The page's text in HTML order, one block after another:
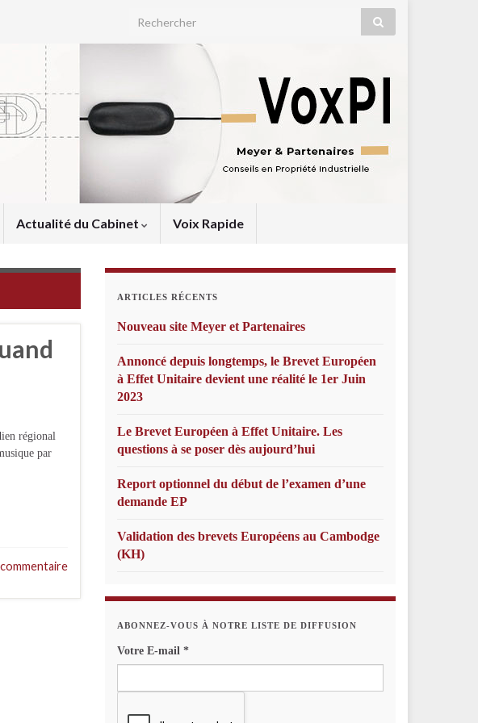
Search for:
Actualité du Cabinet Voix Rapide
régional
par
ARTICLES RÉCENTS
Nouveau site Meyer et Partenaires
Annoncé depuis longtemps, le Brevet Européen
à Effet Unitaire devient une réalité le 1er Juin
2023
Le Brevet Européen à Effet Unitaire. Les
questions à se poser dès aujourd’hui
Report optionnel du début de l’examen d’une
demande EP
Validation des brevets Européens au Cambodge
(KH)
ABONNEZ-VOUS À NOTRE LISTE DE DIFFUSION
Votre E-mail *